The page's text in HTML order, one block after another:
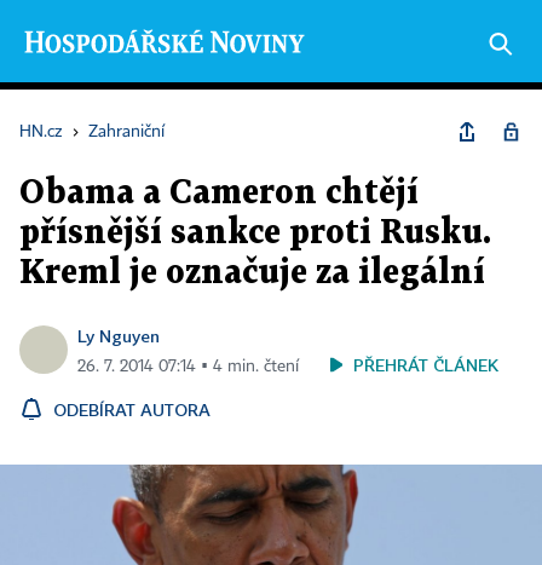
HN.cz › Zahraniční
Obama a Cameron chtějí
přísnější sankce proti Rusku.
Kreml je označuje za ilegální
Ly Nguyen
26. 7. 2014 07:14 ▪ 4 min. čtení PŘEHRÁT ČLÁNEK
ODEBÍRAT AUTORA